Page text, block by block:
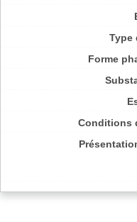
Type
Forme
Conditions